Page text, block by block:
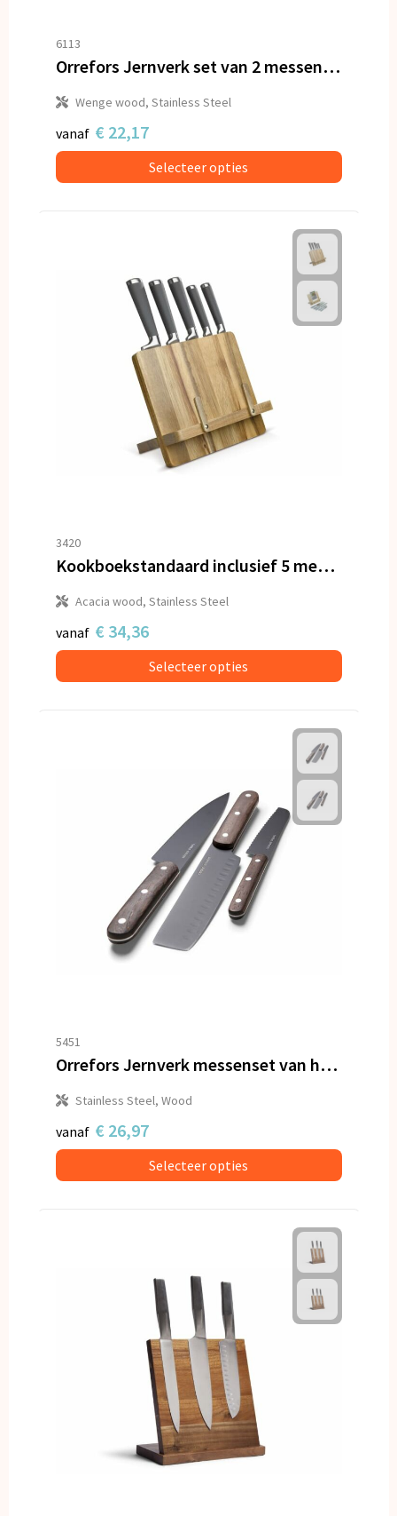
6113
Orrefors Jernverk set van 2 messen, zwart & hout
Wenge wood, Stainless Steel
vanaf € 22,17
Selecteer opties
3420
Kookboekstandaard inclusief 5 messen
Acacia wood, Stainless Steel
vanaf € 34,36
Selecteer opties
5451
Orrefors Jernverk messenset van hout set van 3
Stainless Steel, Wood
vanaf € 26,97
Selecteer opties